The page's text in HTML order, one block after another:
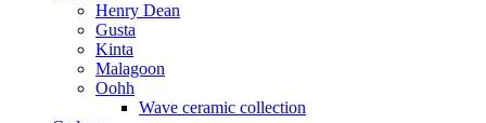
Henry Dean
Gusta
Kinta
Malagoon
Oohh
Wave ceramic collection